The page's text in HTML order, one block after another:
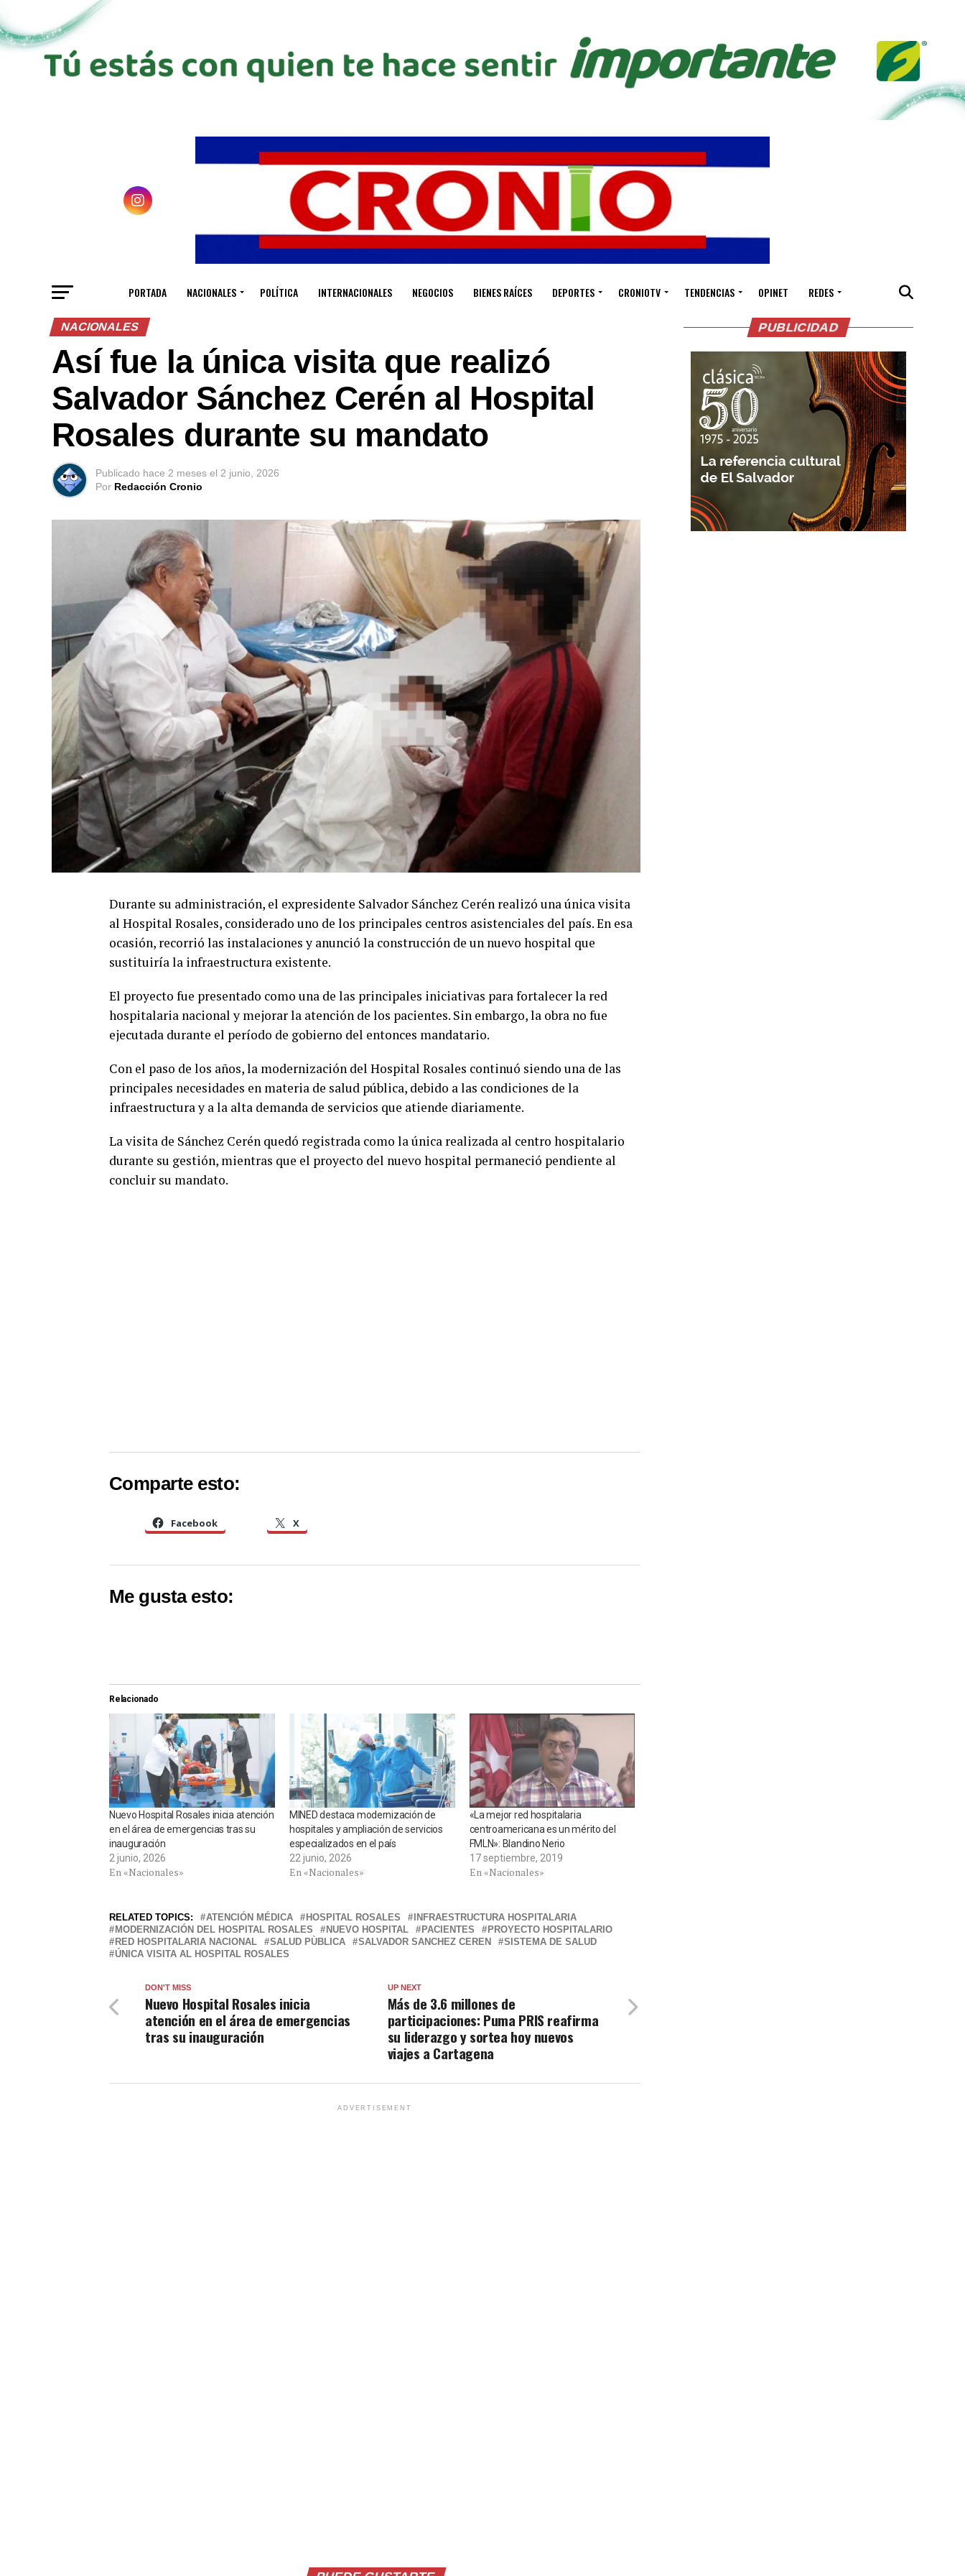
PORTADA NACIONALES POLÍTICA INTERNACIONALES NEGOCIOS BIENES RAÍCES DEPORTES CRONIOTV TENDENCIAS OPINET REDES
NACIONALES
Así fue la única visita que realizó
Salvador Sánchez Cerén al Hospital
Rosales durante su mandato
Publicado hace 2 meses el 2 junio, 2026
Por Redacción Cronio
Durante su administración, el expresidente Salvador Sánchez Cerén realizó una única visita
al Hospital Rosales, considerado uno de los principales centros asistenciales del país. En esa
ocasión, recorrió las instalaciones y anunció la construcción de un nuevo hospital que
sustituiría la infraestructura existente.
El proyecto fue presentado como una de las principales iniciativas para fortalecer la red
hospitalaria nacional y mejorar la atención de los pacientes. Sin embargo, la obra no fue
ejecutada durante el período de gobierno del entonces mandatario.
Con el paso de los años, la modernización del Hospital Rosales continuó siendo una de las
principales necesidades en materia de salud pública, debido a las condiciones de la
infraestructura y a la alta demanda de servicios que atiende diariamente.
La visita de Sánchez Cerén quedó registrada como la única realizada al centro hospitalario
durante su gestión, mientras que el proyecto del nuevo hospital permaneció pendiente al
concluir su mandato.
Comparte esto:
Facebook X
Me gusta esto:
Relacionado
Nuevo Hospital Rosales inicia atención
en el área de emergencias tras su
inauguración
2 junio, 2026
En «Nacionales»
MINED destaca modernización de
hospitales y ampliación de servicios
especializados en el país
22 junio, 2026
En «Nacionales»
«La mejor red hospitalaria
centroamericana es un mérito del
FMLN»: Blandino Nerio
17 septiembre, 2019
En «Nacionales»
RELATED TOPICS: ATENCIÓN MÉDICA HOSPITAL ROSALES
INFRAESTRUCTURA HOSPITALARIA
MODERNIZACIÓN DEL HOSPITAL ROSALES
NUEVO HOSPITAL PACIENTES
PROYECTO HOSPITALARIO
RED HOSPITALARIA NACIONAL
SALUD PÙBLICA SALVADOR SANCHEZ CEREN
SISTEMA DE SALUD
ÚNICA VISITA AL HOSPITAL ROSALES
UP NEXT
Más de 3.6 millones de
participaciones: Puma PRIS reafirma
su liderazgo y sortea hoy nuevos
viajes a Cartagena
DON'T MISS
Nuevo Hospital Rosales inicia
atención en el área de emergencias
tras su inauguración
ADVERTISEMENT
PUBLICIDAD